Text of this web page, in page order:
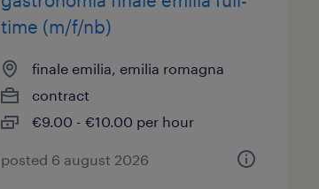
time (m/f/nb)
finale emilia, emilia romagna
contract
€9.00 - €10.00 per hour
posted 6 august 2026